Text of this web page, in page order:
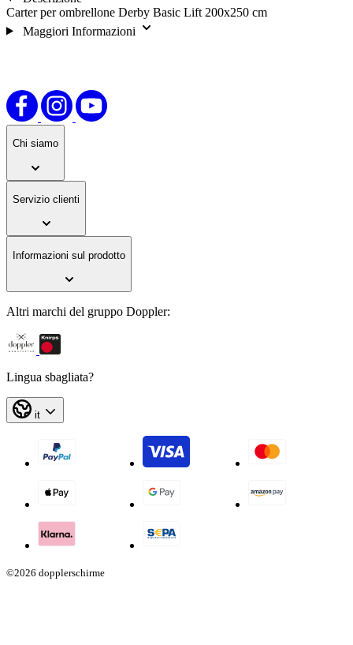
Carter per ombrellone Derby Basic Lift 200x250 cm
Maggiori Informazioni
Chi siamo
Servizio clienti
Informazioni sul prodotto
Altri marchi del gruppo Doppler:
Lingua sbagliata?
it
©2026 dopplerschirme